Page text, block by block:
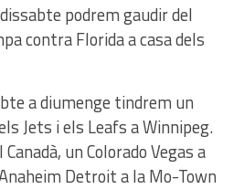
podrem gaudir del
contra Florida a casa dels
a diumenge tindrem un
Jets i els Leafs a Winnipeg.
un Colorado Vegas a
Detroit a la Mo-Town